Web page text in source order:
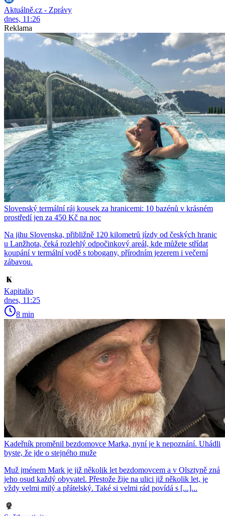
Aktuálně.cz - Zprávy
dnes, 11:26
Reklama
Slovenský termální ráj kousek za hranicemi: 10 bazénů v krásném
prostředí jen za 450 Kč na noc
Na jihu Slovenska, přibližně 120 kilometrů jízdy od českých hranic
u Lanžhota, čeká rozlehlý odpočinkový areál, kde můžete střídat
koupání v termální vodě s tobogany, přírodním jezerem i večerní
zábavou.
Kapitalio
dnes, 11:25
8 min
Kadeřník proměnil bezdomovce Marka, nyní je k nepoznání. Uhádli
byste, že jde o stejného muže
Muž jménem Mark je již několik let bezdomovcem a v Olsztyně zná
jeho osud každý obyvatel. Přestože žije na ulici již několik let, je
vždy velmi milý a přátelský. Také si velmi rád povídá s [...]...